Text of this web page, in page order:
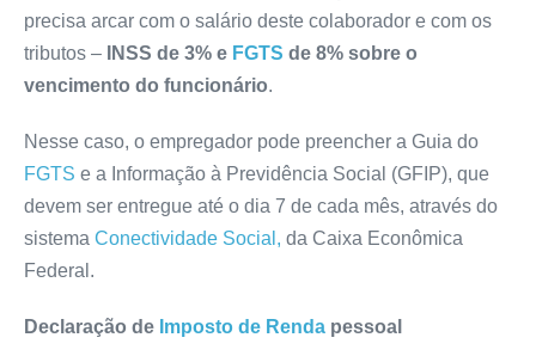
precisa arcar com o salário deste colaborador e com os
tributos –
INSS de 3% e FGTS de 8% sobre o
vencimento do funcionário.
Nesse caso, o empregador pode preencher a Guia do
FGTS e a Informação à Previdência Social (GFIP), que
devem ser entregue até o dia 7 de cada mês, através do
sistema Conectividade Social, da Caixa Econômica
Federal.
Declaração de Imposto de Renda pessoal